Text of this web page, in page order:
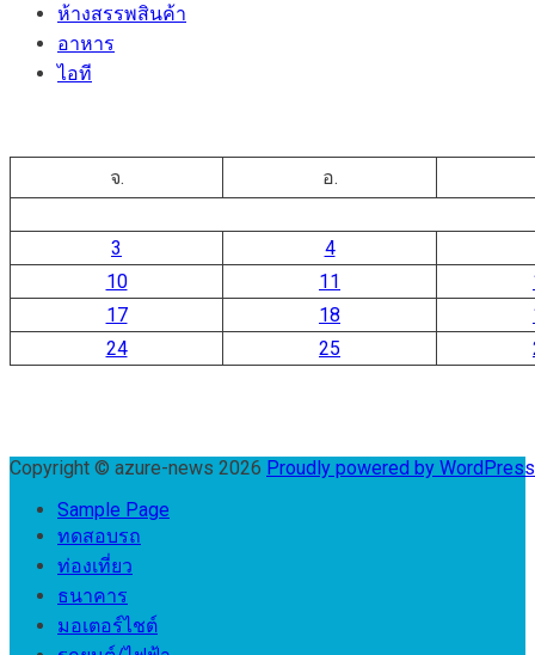
ห้างสรรพสินค้า
อาหาร
ไอที
จ. อ.
3
4
10
11
17
18
24
25
Copyright © azure-news 2026 Proudly powered by
Sample Page
ทดสอบรถ
ท่องเที่ยว
ธนาคาร
มอเตอร์ไชต์